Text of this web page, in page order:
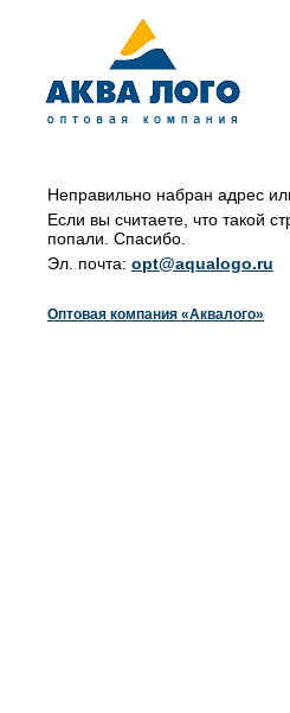
Неправильно набран адрес
Если вы считаете, что такой
попали. Спасибо.
Эл. почта: opt@aqualogo.ru
Оптовая компания «Аквалого»